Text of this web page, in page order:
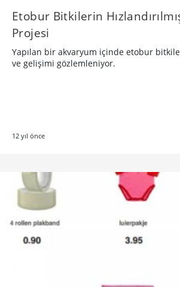
Etobur Bitkilerin
Projesi
Yapılan bir akvaryum içinde etobur
ve gelişimi gözlemleniyor.
12 yıl önce